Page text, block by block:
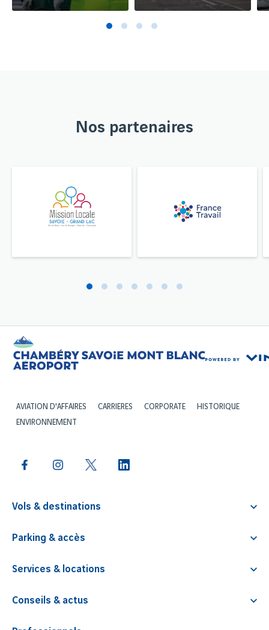
Nos partenaires
AVIATION D'AFFAIRES CARRIERES CORPORATE
HISTORIQUE
ENVIRONNEMENT
Vols & destinations
Départs
Compagnies aériennes
Billets d’avion & destinations
Parking & accès
Plan d’accès
Horaires aérogare
Services & locations
Café et restaurations
Conseils & actus
Tous nos guides & conseils